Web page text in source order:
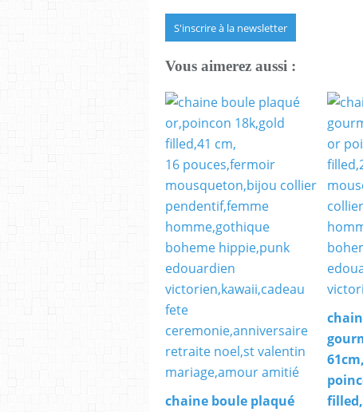
S'inscrire à la newsletter
Vous aimerez aussi :
chaine boule plaqué